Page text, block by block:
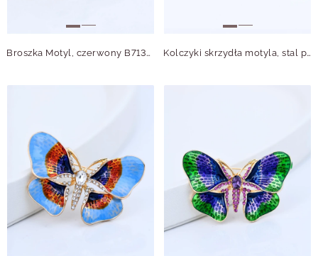
Broszka Motyl, czerwony B713769Z00 Kolczyki skrzydła motyla, stal pozłacana S215599Z00